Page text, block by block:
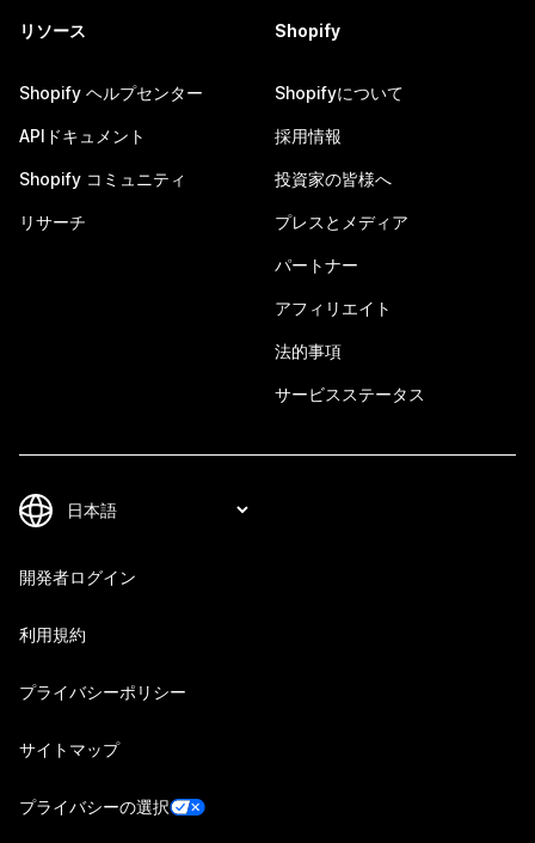
リソース
Shopify ヘルプセンター
APIドキュメント
Shopify コミュニティ
リサーチ
Shopify
Shopifyについて
採用情報
投資家の皆様へ
プレスとメディア
パートナー
アフィリエイト
法的事項
サービスステータス
開発者ログイン
利用規約
プライバシーポリシー
サイトマップ
プライバシーの選択